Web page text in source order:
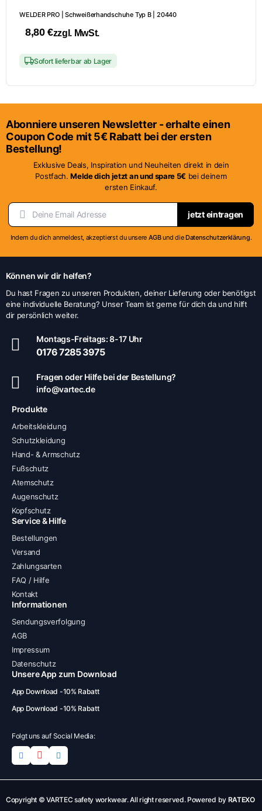
WELDER PRO | Schweißerhandschuhe Typ B | 20440
8,80€zzgl. MwSt.
Dieses
Produkt
weist
auf.
Die
Optionen
können
Produktseite
gewählt
werden
Sofort lieferbar ab Lager
Abonniere unseren Newsletter - erhalte einen
Coupon Code mit 5€ Rabatt bei der ersten
Bestellung!
Exklusive Deals, Inspiration und Neuheiten direkt in dein
Postfach.Melde dich jetzt an und spare 5€ bei deinem
ersten Einkauf.
jetzt eintragen
Indem du dich anmeldest, akzeptierst du unsere AGBund dieDatenschutzerklärung.
Können wir dir helfen?
Du hast Fragen zu unseren Produkten, deiner Lieferung oder benötigst
eine individuelle Beratung? Unser Team ist gerne für dich da und hilft
dir persönlich weiter.
Montags-Freitags: 8-17 Uhr
0176 7285 3975
Fragen oder Hilfe bei der Bestellung?
info@vartec.de
Produkte
Arbeitskleidung
Schutzkleidung
Hand- & Armschutz
Fußschutz
Atemschutz
Augenschutz
Kopfschutz
Service & Hilfe
Bestellungen
Versand
Zahlungsarten
FAQ / Hilfe
Kontakt
Informationen
Sendungsverfolgung
AGB
Impressum
Datenschutz
Unsere App zum Download
App Download -10% Rabatt
App Download -10% Rabatt
Folgt uns auf Social Media:
Copyright © VARTEC safety workwear. All right reserved. Powered by RATEXO